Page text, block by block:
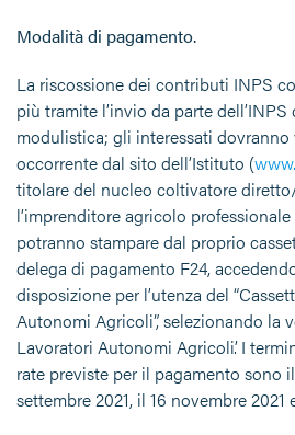
Modalità di pagamento.
La riscossione dei contributi INPS
più tramite l’invio da parte
modulistica; gli interessati dovranno
occorrente dal sito dell’Istituto (
titolare del nucleo coltivatore
l’imprenditore agricolo professionale
potranno stampare dal proprio
delega di pagamento F24,
disposizione per l’utenza del
Autonomi Agricoli”, selezionando la
Lavoratori Autonomi Agricoli’. I
rate previste per il pagamento sono
settembre 2021, il 16 novembre 2021